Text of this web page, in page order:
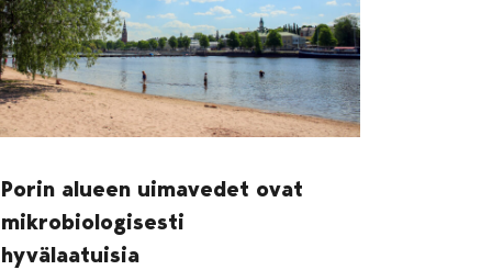
Porin alueen uimavedet ovat
mikrobiologisesti
hyvälaatuisia